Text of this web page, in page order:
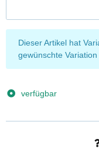
x
Dieser Artikel hat
gewünschte Variation
verfügbar